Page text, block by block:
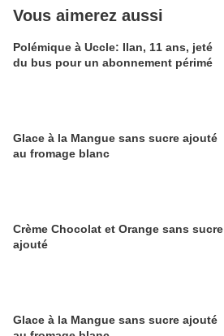
Vous aimerez aussi
Polémique à Uccle: Ilan, 11 ans, jeté
du bus pour un abonnement périmé
Glace à la Mangue sans sucre ajouté
au fromage blanc
Crème Chocolat et Orange sans sucre
ajouté
Glace à la Mangue sans sucre ajouté